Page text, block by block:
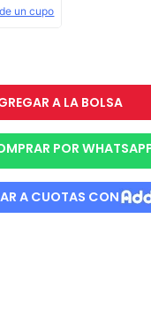
POR
A CUOTAS CON
A LA BOLSA